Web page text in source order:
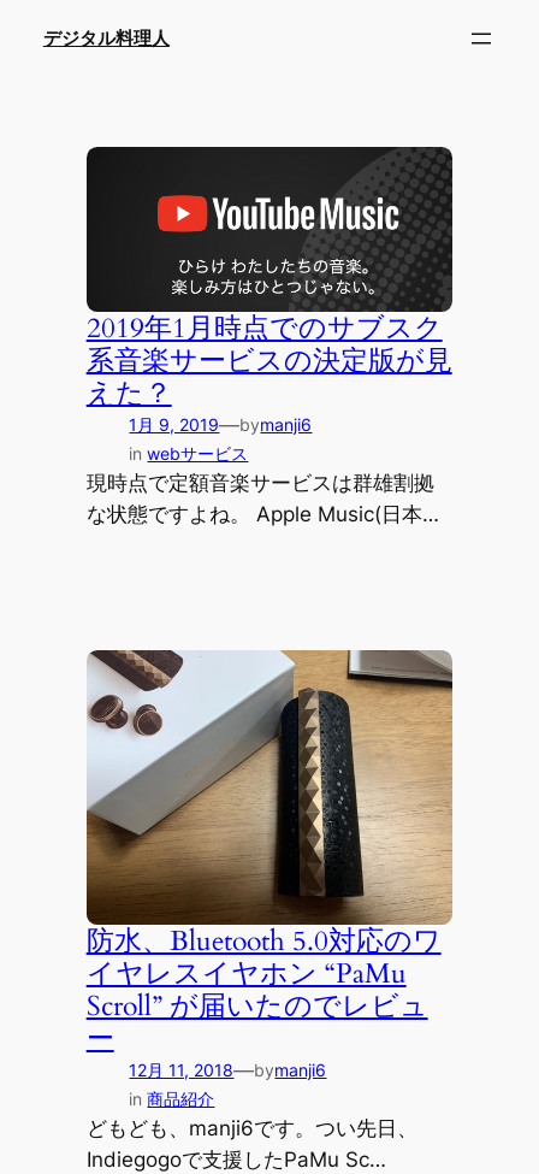
デジタル料理人
2019年1月時点でのサブスク
系音楽サービスの決定版が見
えた？
1月 9, 2019—bymanji6
inwebサービス
現時点で定額音楽サービスは群雄割拠
な状態ですよね。 Apple Music(日本…
防水、Bluetooth 5.0対応のワ
イヤレスイヤホン “PaMu
Scroll” が届いたのでレビュ
ー
12月 11, 2018—bymanji6
in商品紹介
どもども、manji6です。つい先日、
Indiegogoで支援したPaMu Sc…